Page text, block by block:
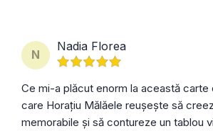
N
Nadia Florea
Ce mi-a plăcut enorm la această carte
care Horațiu Mălăele reușește să
memorabile și să contureze un tablou